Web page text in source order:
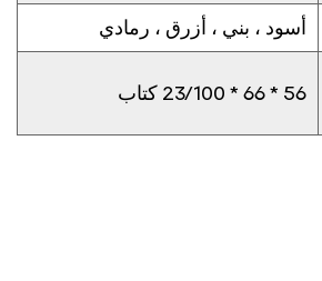
أسود ، بني ، أزرق ، رمادي
56 * 66 * 23/100 كتاب